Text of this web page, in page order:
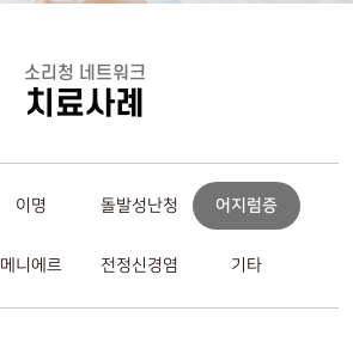
소리청 네트워크
치료사례
이명 돌발성난청 어지럼증
메니에르 전정신경염 기타